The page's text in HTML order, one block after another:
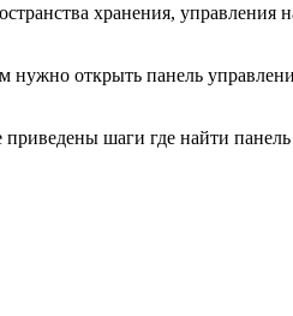
хранения,
открыть панель
шаги где найти